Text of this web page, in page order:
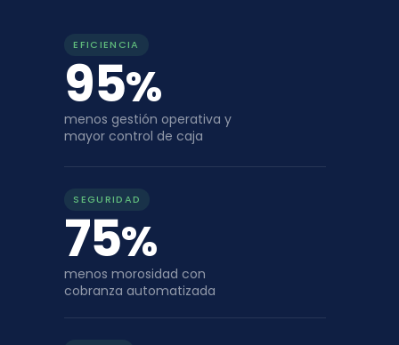
EFICIENCIA
95%
menos gestión operativa y
mayor control de caja
SEGURIDAD
75%
menos morosidad con
cobranza automatizada